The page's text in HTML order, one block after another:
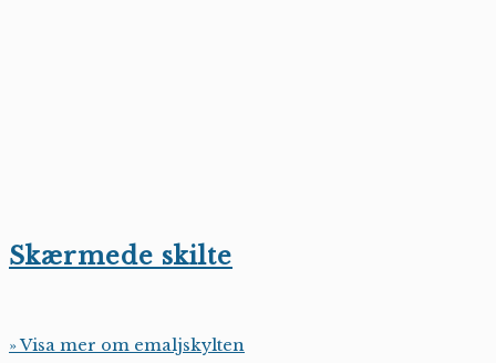
Skærmede skilte
» Visa mer om emaljskylten